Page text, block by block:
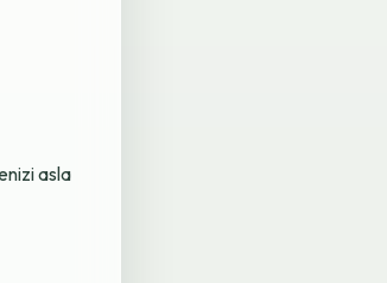
asla